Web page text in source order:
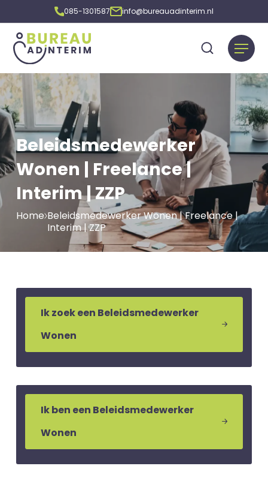
085-1301587 info@bureauadinterim.nl
Beleidsmedewerker
Wonen | Freelance |
Interim | ZZP
Home Beleidsmedewerker Wonen | Freelance |
Interim | ZZP
Ik zoek een Beleidsmedewerker
Wonen
Ik ben een Beleidsmedewerker
Wonen